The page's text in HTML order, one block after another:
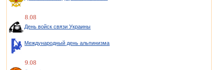
8.08
День войск связи Украины
Международный день альпинизма
9.08